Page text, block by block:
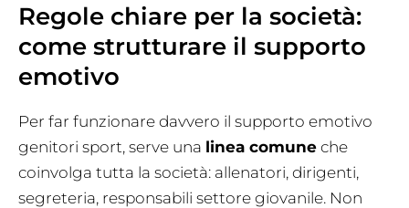
Regole chiare per la società:
come strutturare il supporto
emotivo
Per far funzionare davvero il supporto emotivo
genitori sport, serve una linea comune che
coinvolga tutta la società: allenatori, dirigenti,
segreteria, responsabili settore giovanile. Non